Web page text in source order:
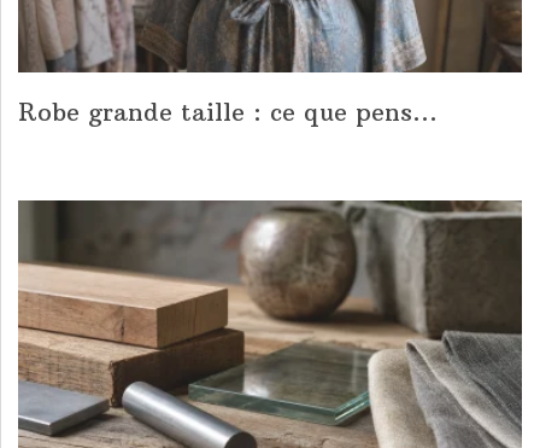
Robe grande taille : ce que pens...